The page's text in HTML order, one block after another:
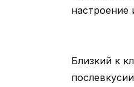
Близкий к